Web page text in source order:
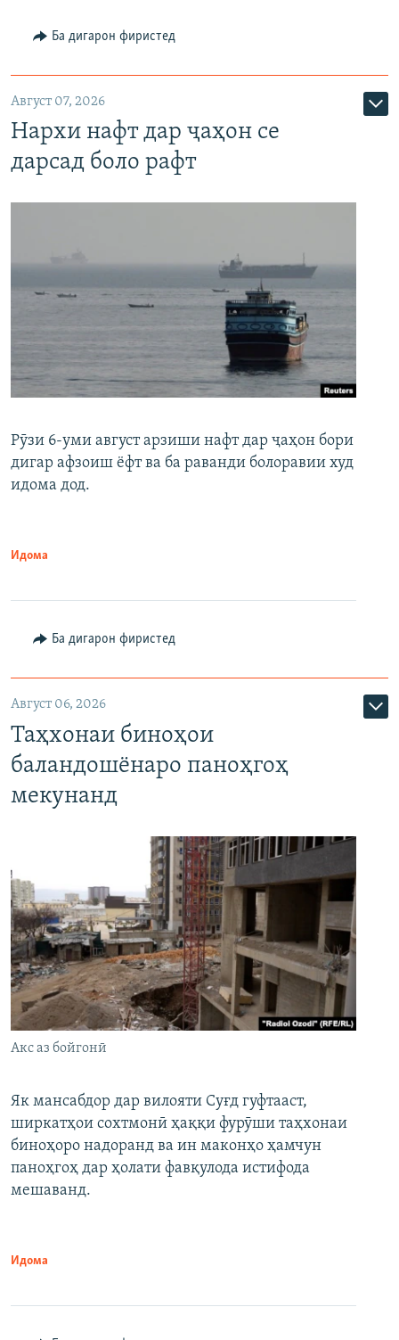
Ба дигарон фиристед
Август 07, 2026
Нархи нафт дар ҷаҳон се
дарсад боло рафт
Рӯзи 6-уми август арзиши нафт дар ҷаҳон бори
дигар афзоиш ёфт ва ба раванди болоравии худ
идома дод.
Идома
Ба дигарон фиристед
Август 06, 2026
Таҳхонаи биноҳои
баландошёнаро паноҳгоҳ
мекунанд
Акс аз бойгонӣ
Як мансабдор дар вилояти Суғд гуфтааст,
ширкатҳои сохтмонӣ ҳаққи фурӯши таҳхонаи
биноҳоро надоранд ва ин маконҳо ҳамчун
паноҳгоҳ дар ҳолати фавқулода истифода
мешаванд.
Идома